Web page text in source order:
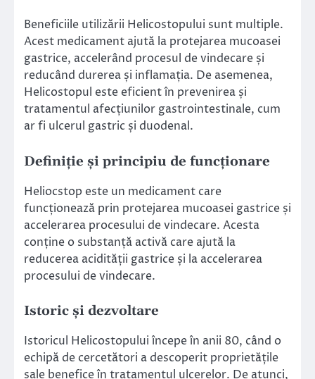
Beneficiile utilizării Helicostopului sunt multiple.
Acest medicament ajută la protejarea mucoasei
gastrice, accelerând procesul de vindecare și
reducând durerea și inflamația. De asemenea,
Helicostopul este eficient în prevenirea și
tratamentul afecțiunilor gastrointestinale, cum
ar fi ulcerul gastric și duodenal.
Definiție și principiu de funcționare
Heliocstop este un medicament care
funcționează prin protejarea mucoasei gastrice și
accelerarea procesului de vindecare. Acesta
conține o substanță activă care ajută la
reducerea acidității gastrice și la accelerarea
procesului de vindecare.
Istoric și dezvoltare
Istoricul Helicostopului începe în anii 80, când o
echipă de cercetători a descoperit proprietățile
sale benefice în tratamentul ulcerelor. De atunci,